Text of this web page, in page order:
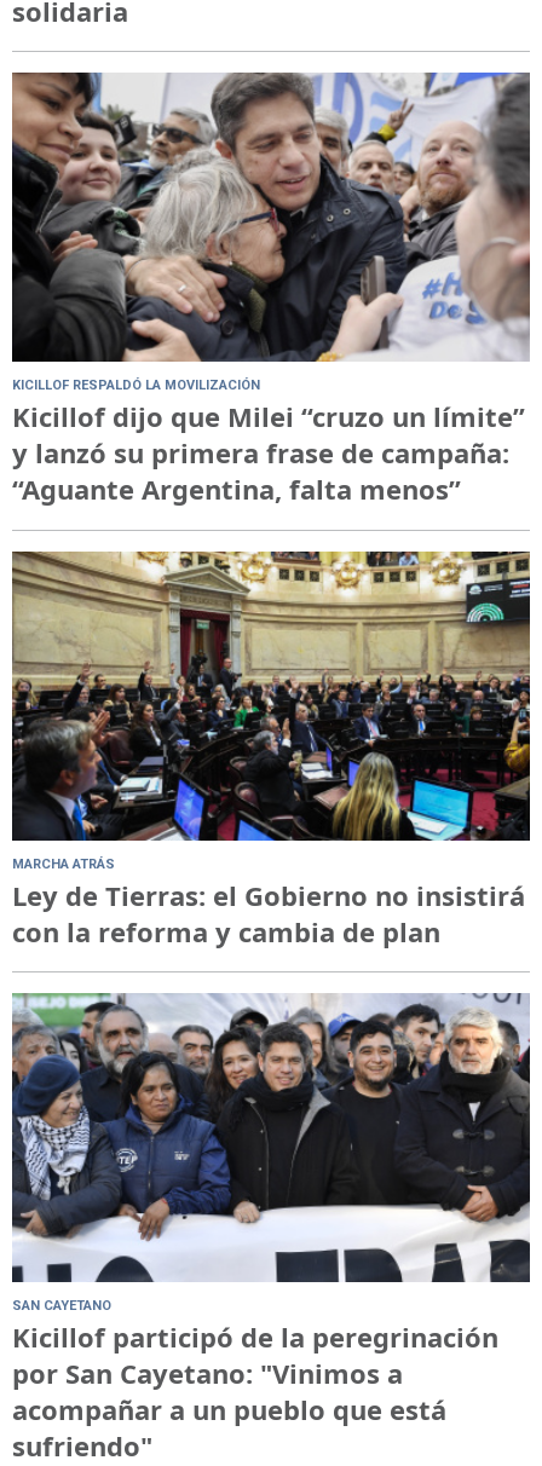
solidaria
KICILLOF RESPALDÓ LA MOVILIZACIÓN
Kicillof dijo que Milei “cruzo un límite”
y lanzó su primera frase de campaña:
“Aguante Argentina, falta menos”
MARCHA ATRÁS
Ley de Tierras: el Gobierno no insistirá
con la reforma y cambia de plan
SAN CAYETANO
Kicillof participó de la peregrinación
por San Cayetano: "Vinimos a
acompañar a un pueblo que está
sufriendo"